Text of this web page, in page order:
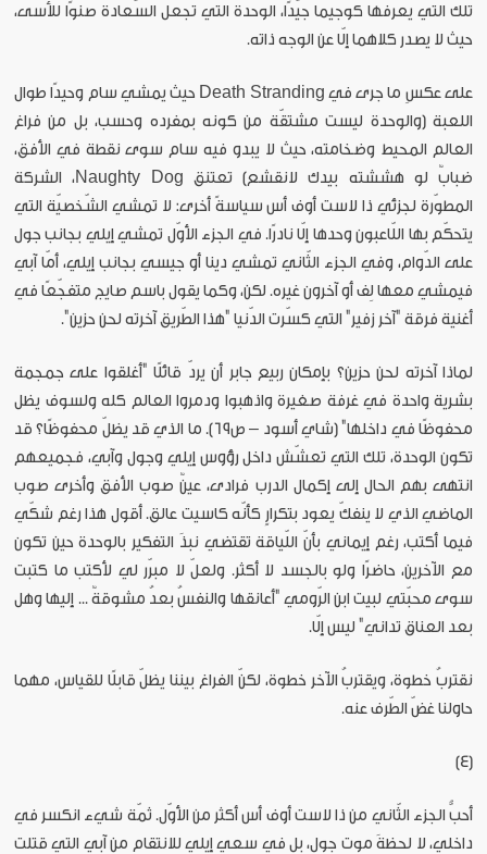
تلك التي يعرفها كوجيما جيّدًا، الوحدة التي تجعل السّعادة صنوًا للأسى،
حيث لا يصدر كلاهما إلّا عن الوجه ذاته.
على عكسِ ما جرى في Death Stranding حيث يمشي سام وحيدًا طوال
اللعبة (والوحدة ليست مشتقّة من كونه بمفرده وحسب، بل من فراغ
العالم المحيط وضخامته، حيث لا يبدو فيه سام سوى نقطة في الأفق،
ضبابٌ لو هششته بيدك لانقشع) تعتنق Naughty Dog، الشركة
المطوّرة لجزئي ذا لاست أوف أس سياسةً أخرى: لا تمشي الشّخصيّة التي
يتحكّم بها اللّاعبون وحدها إلّا نادرًا. في الجزء الأوّل تمشي إيلي بجانب جول
على الدّوام، وفي الجزء الثّاني تمشي دينا أو جيسي بجانب إيلي، أمّا آبي
فيمشي معها لِف أو آخرون غيره. لكن، وكما يقول باسم صايج متفجّعًا في
أغنية فرقة "آخر زفير" التي كسّرت الدّنيا "هذا الطّريق آخرته لحن حزين".
لماذا آخرته لحن حزين؟ بإمكان ربيع جابر أن يردّ قائلًا "أغلقوا على جمجمة
بشرية واحدة في غرفة صغيرة واذهبوا ودمروا العالم كله ولسوف يظل
محفوظًا في داخلها" (شاي أسود – ص69). ما الذي قد يظلّ محفوظًا؟ قد
تكون الوحدة، تلك التي تعشّش داخل رؤوس إيلي وجول وآبي، فجميعهم
انتهى بهم الحال إلى إكمال الدرب فرادى، عينٌ صوب الأفق وأخرى صوب
الماضي الذي لا ينفكّ يعود بتكرارٍ كأنّه كاسيت عالق. أقول هذا رغم شكّي
فيما أكتب، رغم إيماني بأنّ اللّياقة تقتضي نبذَ التفكير بالوحدة حين تكون
مع الآخرين، حاضرًا ولو بالجسد لا أكثر. ولعلّ لا مبرّر لي لأكتب ما كتبت
سوى محبّتي لبيت ابن الرّومي "أعانقها والنفسُ بعدُ مشوقةٌ ... إليها وهل
بعد العناق تداني" ليس إلّا.
نقتربُ خطوة، ويقتربُ الآخر خطوة، لكنّ الفراغ بيننا يظلّ قابلًا للقياس، مهما
حاولنا غضّ الطّرف عنه.
(4)
أحبُّ الجزء الثّاني من ذا لاست أوف أس أكثر من الأوّل. ثمّة شيء انكسر في
داخلي، لا لحظةَ موت جول، بل في سعي إيلي للانتقام من آبي التي قتلت